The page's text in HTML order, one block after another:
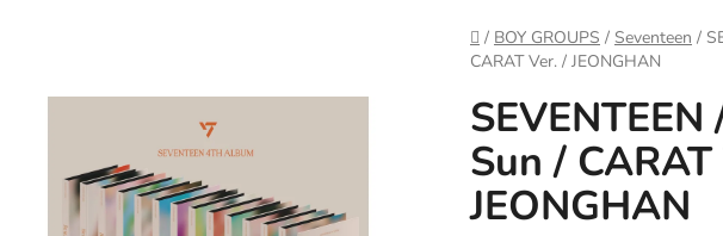
Domov
/ BOY GROUPS / Seventeen /
CARAT Ver. / JEONGHAN
Sun /
JEONGHAN